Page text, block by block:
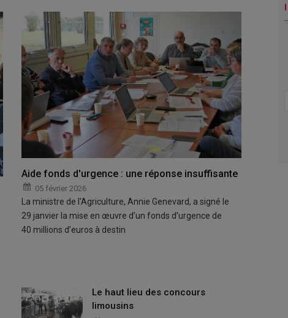
Aide fonds d'urgence : une réponse insuffisante
05 février 2026
La ministre de l'Agriculture, Annie Genevard, a signé le
29 janvier la mise en œuvre d’un fonds d’urgence de
40 millions d’euros à destin
Le haut lieu des concours
limousins